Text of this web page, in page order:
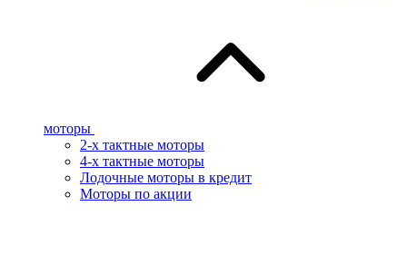
моторы
2-х тактные моторы
4-х тактные моторы
Лодочные моторы в кредит
Моторы по акции